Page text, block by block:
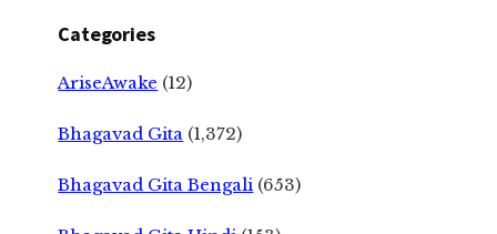
Categories
AriseAwake (12)
Bhagavad Gita (1,372)
Bhagavad Gita Bengali (653)